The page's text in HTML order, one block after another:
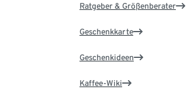
Ratgeber & Größenberater
Geschenkkarte
Geschenkideen
Kaffee-Wiki